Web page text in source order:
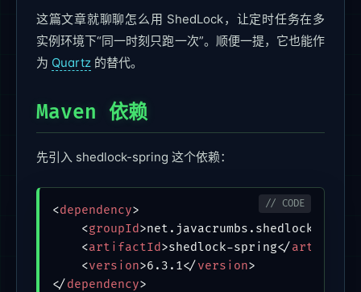
这篇文章就聊聊怎么用 ShedLock，让定时任务在多
实例环境下“同一时刻只跑一次”。顺便一提，它也能作
为 Quartz 的替代。
Maven 依赖
先引入 shedlock-spring 这个依赖：
<dependency>
<groupId>net.javacrumbs.shedlock
<artifactId>shedlock-spring</
<version>6.3.1</version>
</dependency>